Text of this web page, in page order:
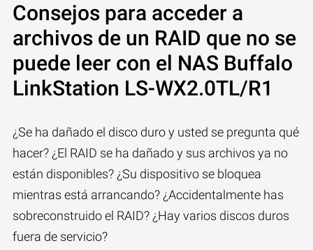
Consejos para acceder a
archivos de un RAID que no se
puede leer con el NAS Buffalo
LinkStation LS-WX2.0TL/R1
¿Se ha dañado el disco duro y usted se pregunta qué
hacer? ¿El RAID se ha dañado y sus archivos ya no
están disponibles? ¿Su dispositivo se bloquea
mientras está arrancando? ¿Accidentalmente has
sobreconstruido el RAID? ¿Hay varios discos duros
fuera de servicio?